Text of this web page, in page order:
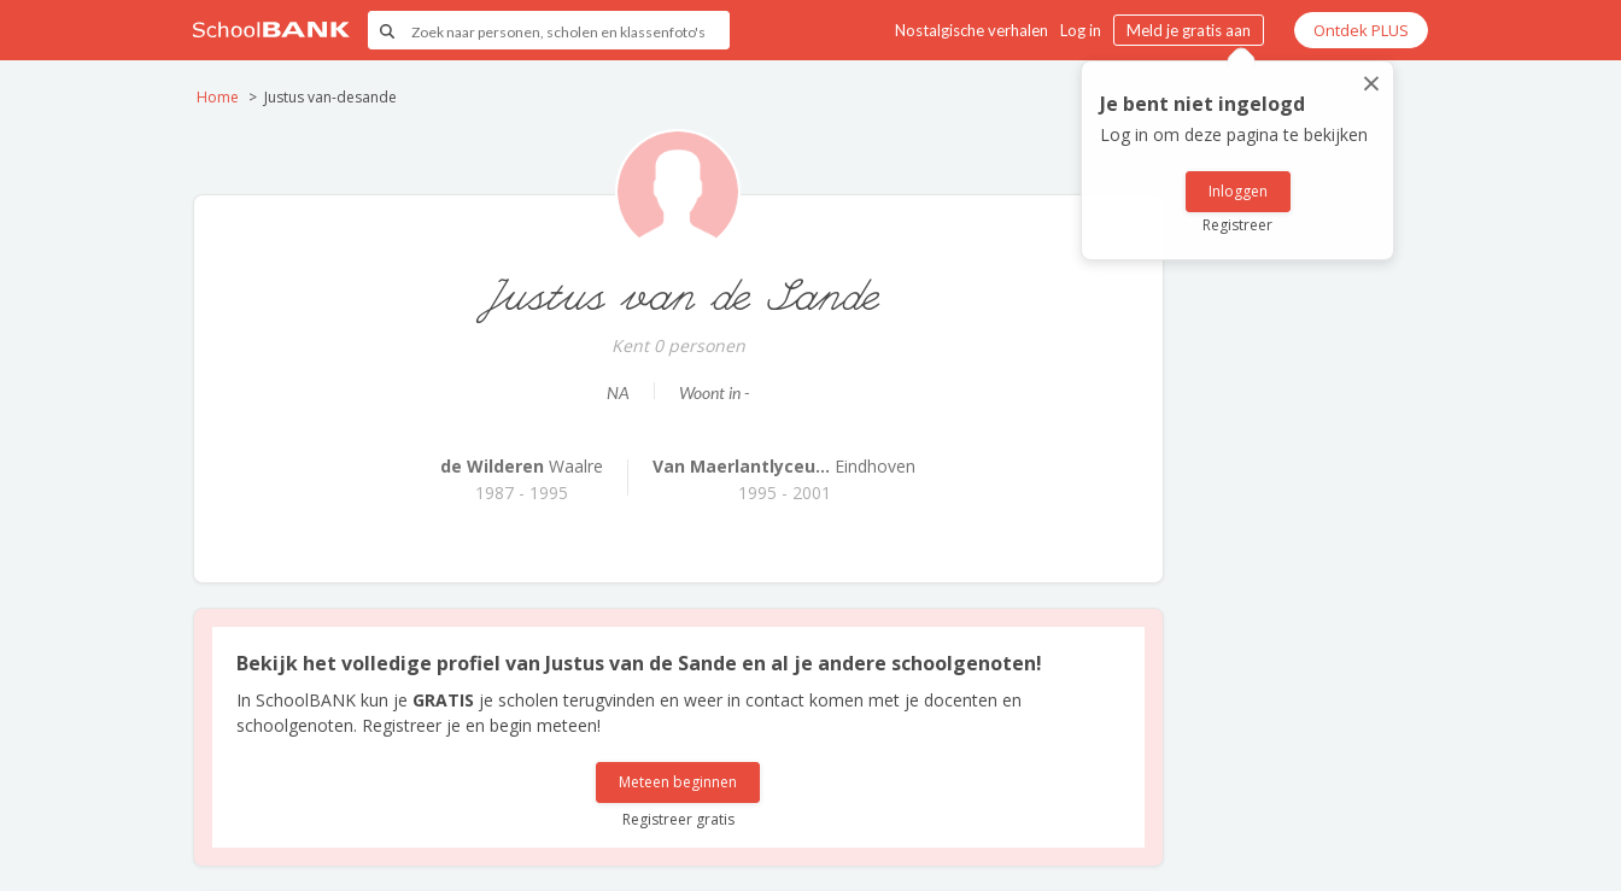
Nostalgische verhalen Log in Meld je gratis aan Ontdek PLUS
×
Je bent niet ingelogd
Log in om deze pagina te bekijken
Inloggen
Registreer
Home Justus van-desande
Justus van de Sande
Kent 0 personen
NA Woont in -
de Wilderen Waalre
1987 - 1995
Van Maerlantlyceu... Eindhoven
1995 - 2001
Bekijk het volledige profiel van Justus van de Sande en al je andere schoolgenoten!
In SchoolBANK kun je GRATIS je scholen terugvinden en weer in contact komen met je docenten en
schoolgenoten. Registreer je en begin meteen!
Meteen beginnen
Registreer gratis